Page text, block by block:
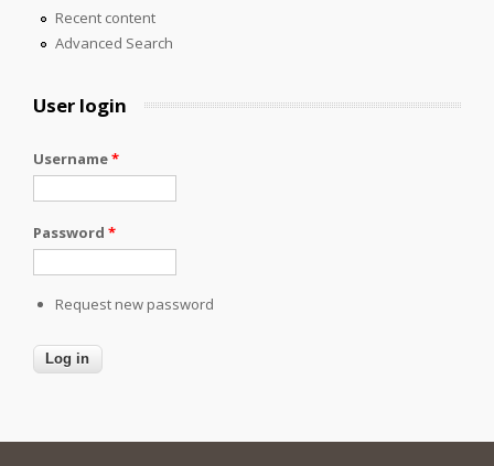
Recent content
Advanced Search
User login
Username*
Password *
Request new password